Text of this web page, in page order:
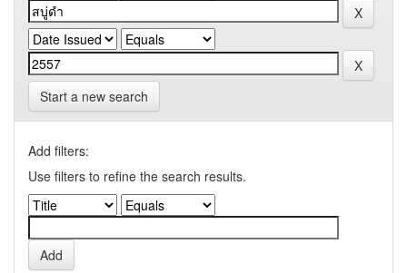
Start a new search
Add filters:
Use filters to refine the search results.